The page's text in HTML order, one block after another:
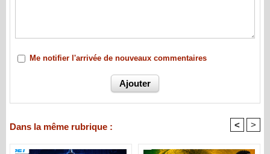
Me notifier l'arrivée de nouveaux commentaires
Dans la même rubrique : < >